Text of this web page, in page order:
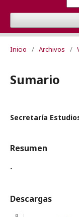
Inicio / Archivos /
Sumario
Secretaría
Resumen
-
Descargas